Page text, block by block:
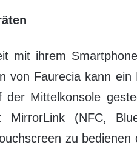
mit ihrem
von Faurecia kann ein
Mittelkonsole
(NFC,
zu bedienen